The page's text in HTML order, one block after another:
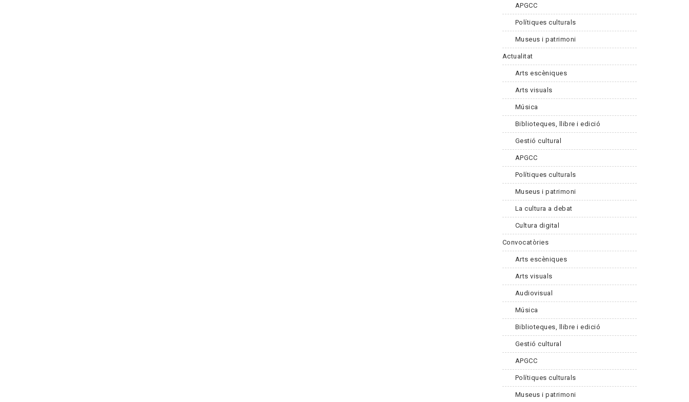
APGCC
Polítiques culturals
Museus i patrimoni
Actualitat
Arts escèniques
Arts visuals
Música
Biblioteques, llibre i edició
Gestió cultural
APGCC
Polítiques culturals
Museus i patrimoni
La cultura a debat
Cultura digital
Convocatòries
Arts escèniques
Arts visuals
Audiovisual
Música
Biblioteques, llibre i edició
Gestió cultural
APGCC
Polítiques culturals
Museus i patrimoni